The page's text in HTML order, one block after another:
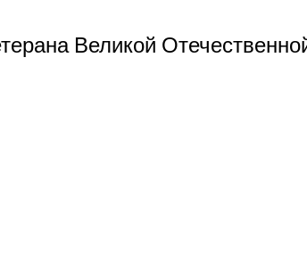
Великой